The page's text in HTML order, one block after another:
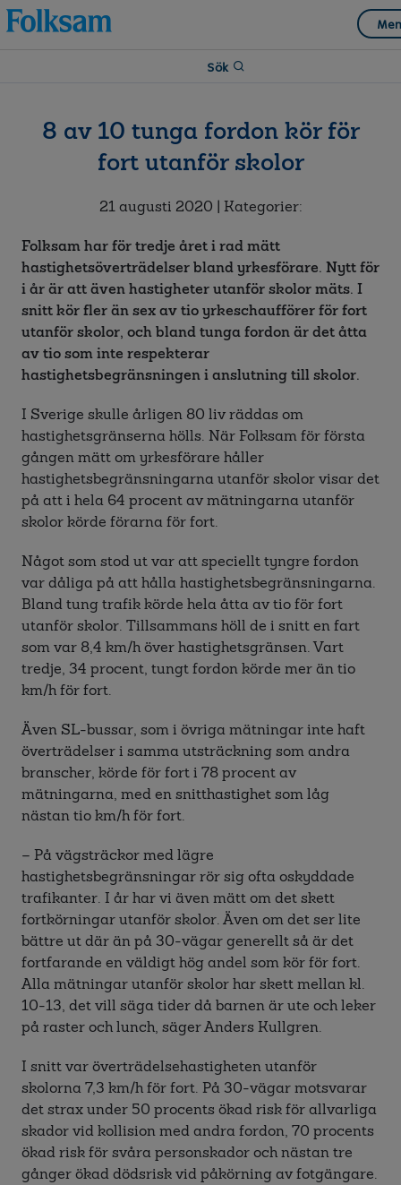
Till
navigation
Till
innehåll
Sök
8 av 10 tunga fordon kör för
fort utanför skolor
21 augusti 2020 | Kategorier:
Folksam har för tredje året i rad mätt
hastighetsöverträdelser bland yrkesförare. Nytt för
i år är att även hastigheter utanför skolor mäts. I
snitt kör fler än sex av tio yrkeschaufförer för fort
utanför skolor, och bland tunga fordon är det åtta
av tio som inte respekterar
hastighetsbegränsningen i anslutning till skolor.
I Sverige skulle årligen 80 liv räddas om
hastighetsgränserna hölls. När Folksam för första
gången mätt om yrkesförare håller
hastighetsbegränsningarna utanför skolor visar det
på att i hela 64 procent av mätningarna utanför
skolor körde förarna för fort.
Något som stod ut var att speciellt tyngre fordon
var dåliga på att hålla hastighetsbegränsningarna.
Bland tung trafik körde hela åtta av tio för fort
utanför skolor. Tillsammans höll de i snitt en fart
som var 8,4 km/h över hastighetsgränsen. Vart
tredje, 34 procent, tungt fordon körde mer än tio
km/h för fort.
Även SL-bussar, som i övriga mätningar inte haft
överträdelser i samma utsträckning som andra
branscher, körde för fort i 78 procent av
mätningarna, med en snitthastighet som låg
nästan tio km/h för fort.
– På vägsträckor med lägre
hastighetsbegränsningar rör sig ofta oskyddade
trafikanter. I år har vi även mätt om det skett
fortkörningar utanför skolor. Även om det ser lite
bättre ut där än på 30-vägar generellt så är det
fortfarande en väldigt hög andel som kör för fort.
Alla mätningar utanför skolor har skett mellan kl.
10-13, det vill säga tider då barnen är ute och leker
på raster och lunch, säger Anders Kullgren.
I snitt var överträdelsehastigheten utanför
skolorna 7,3 km/h för fort. På 30-vägar motsvarar
det strax under 50 procents ökad risk för allvarliga
skador vid kollision med andra fordon, 70 procents
ökad risk för svåra personskador och nästan tre
gånger ökad dödsrisk vid påkörning av fotgängare.